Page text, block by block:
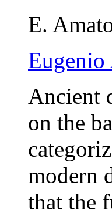
E.
Eugenio
Ancient
on the
modern
that the